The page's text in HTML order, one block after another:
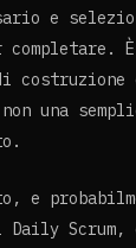
e
È
costruzione
una
e
Scrum,